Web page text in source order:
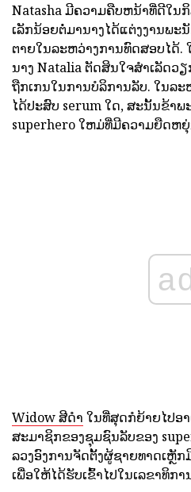
Natasha ມີຄວາມຄືບຫນ້າທີ່ດີໃນ
ເລັກນ້ອຍຕໍ່ມານາງໄດ້ແຕ່ງງານພະ
ຕາຍໃນລະຫວ່າງການທົດສອບໄດ້.
ນາງ Natalia ຕັດສິນໃຈສໍາເລັດວ
ຖືກເກນໃນການບໍລິການລັບ. ໃນລ
ໄດ້ປະສົບ serum ໃດ, ສະນັ້ນຂ້າພ
superhero ໃຫມ່ທີ່ມີຄວາມຍືດຫ
Widow ສີດໍາ ໃນທີ່ສຸດກໍຍ້າຍໄປອ
ສະມາຊິກຂອງຊຸມຊົນລັບຂອງ
ລວງອົງການຈັດຕັ້ງຜູ້ຊາຍທາດເຫຼັກ
ເພື່ອໃຫ້ໄດ້ຮັບເຂົ້າໄປໃນເລຂາທິກ